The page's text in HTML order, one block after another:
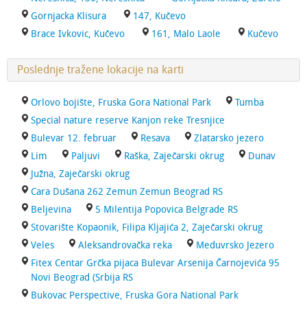
Gornjacka Klisura
147, Kučevo
Brace Ivkovic, Kučevo
161, Malo Laole Kučevo
Poslednje tražene lokacije na karti
Orlovo bojište, Fruska Gora National Park
Tumba
Special nature reserve Kanjon reke Tresnjice
Bulevar 12. februar
Resava
Zlatarsko jezero
Lim
Paljuvi Raška, Zaječarski okrug
Dunav
Južna, Zaječarski okrug
Cara Dušana 262 Zemun Zemun Beograd RS
Beljevina
5 Milentija Popovica Belgrade RS
Stovarište Kopaonik, Filipa Kljajića 2, Zaječarski okrug
Veles
Aleksandrovačka reka
Meduvrsko Jezero
Fitex Centar Grčka pijaca Bulevar Arsenija Čarnojevića 95
Novi Beograd (Srbija RS
Bukovac Perspective, Fruska Gora National Park